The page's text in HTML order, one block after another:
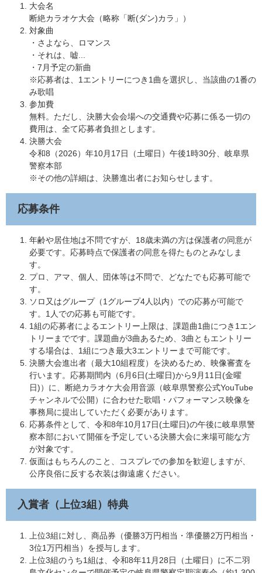
大会名
​断絶カラオケ大会（略称「断(ダン)カラ」）
対象曲
・さよなら、ロマンス
・それは、嘘...
​・7月予定の新曲
​※応募者は、1エントリーにつき1曲を選択し、当該曲の1番の
み歌唱
参加費
無料。ただし、決勝大会会場への交通費や応募に係る一切の
費用は、全て応募者負担とします。
決勝大会
令和8（2026）年10月17日（土曜日）午後1時30分、岐阜県
警察本部
※その他の詳細は、決勝進出者にお知らせします。
応募条件
年齢や居住地は不問ですが、18歳未満の方は保護者の同意が
必要です。応募時点で保護者の同意を得たものとみなしま
す。
​プロ、アマ、個人、団体等は不問で、どなたでも応募可能で
す。
ソロ又はグループ（1グループ4人以内）での応募が可能で
す。1人での応募も可能です。
1組の応募者によるエントリー上限は、課題曲1曲につき1エン
トリーまでです。課題曲が3曲あるため、3曲ともエントリー
する場合は、1組につき最大3エントリーまで可能です。
決勝大会進出者（最大10組程度）を決めるため、映像審査を
行います。応募期間内（6月6日(土曜日)から9月11日(金曜
日)）に、断絶カラオケ大会用音源（岐阜県警察公式YouTube
チャンネルで公開）に合わせた歌唱・パフォーマンス映像を
事務局に提出していただく必要があります。
応募条件として、令和8年10月17日(土曜日)の午後に岐阜県警
察本部において開催を予定している決勝大会に来場可能な方
が対象です。
仮面はもちろんのこと、コスプレでの参加を歓迎しますが、
公序良俗に反する衣装は御遠慮ください。
入賞者（上位3組）特典
上位3組に対し、商品券（優勝3万円相当・準優勝2万円相当・
3位1万円相当）を授与します。
​上位3組のうち1組は、令和8年11月28日（土曜日）に不二羽